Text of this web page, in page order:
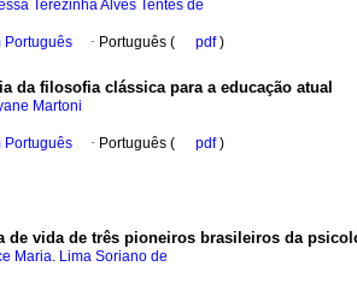
Terezinha Alves Tentes de
Português · Português ( pdf)
da filosofia clássica para a educação atual
Martoni
Português · Português ( pdf)
de vida de três pioneiros brasileiros da
Maria. Lima Soriano de